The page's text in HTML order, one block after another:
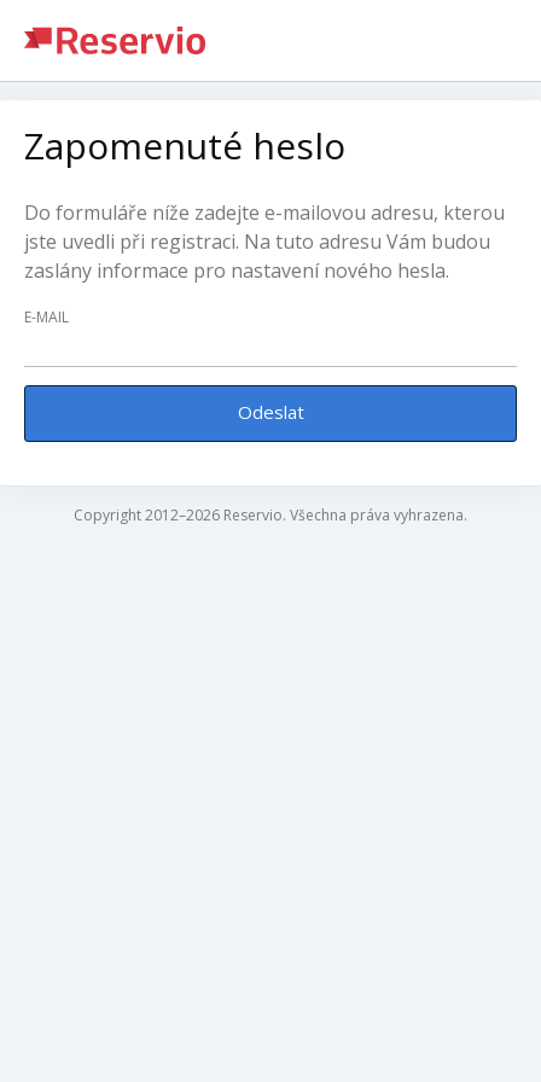
Zapomenuté heslo
Do formuláře níže zadejte e-mailovou adresu, kterou
jste uvedli při registraci. Na tuto adresu Vám budou
zaslány informace pro nastavení nového hesla.
E-MAIL
Odeslat
Copyright 2012–2026 Reservio. Všechna práva vyhrazena.